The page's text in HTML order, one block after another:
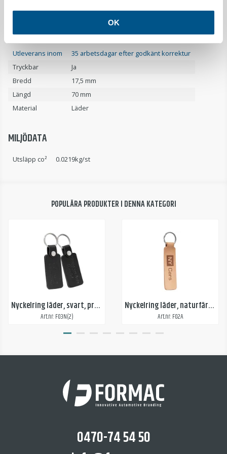
OK
PRODUKTDETALJER
Utleverans inom
35 arbetsdagar efter godkänt korrektur
Tryckbar
Ja
Bredd
17,5 mm
Längd
70 mm
Material
Läder
MILJÖDATA
Utsläpp co² 0.0219kg/st
POPULÄRA PRODUKTER I DENNA KATEGORI
Nyckelring läder, svart, präglad 2-sidor
Art.nr: F03N(2)
Nyckelring läder, naturfärg, präglad 1-sida, stor
Art.nr: F02A
0470-74 54 50